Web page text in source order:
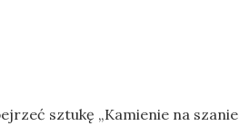
sztukę „Kamienie na